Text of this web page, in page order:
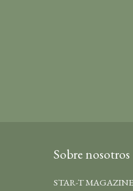
Sobre nosotros
STAR-T